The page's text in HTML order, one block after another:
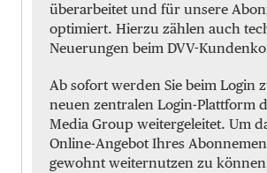
überarbeitet und für unsere
optimiert. Hierzu zählen auch
Neuerungen beim DVV-
Ab sofort werden Sie beim Login
neuen zentralen Login-Plattform
Media Group weitergeleitet. Um
Online-Angebot Ihres
gewohnt weiternutzen zu